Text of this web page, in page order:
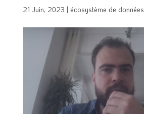
21 Juin, 2023 | écosystème de données